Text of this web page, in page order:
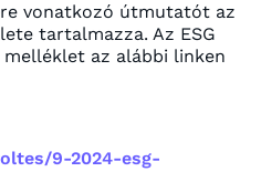
vonatkozó útmutatót az
tartalmazza. Az ESG
melléklet az alábbi linken
9-2024-esg-